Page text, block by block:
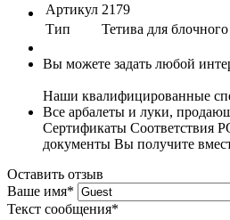
Артикул 2179
Тип
Тетива для
Вы можете задать любой
Наши квалифицированные
Все арбалеты и луки,
Сертификаты Соответствия
документы Вы получите
Оставить отзыв
Ваше имя*
Текст сообщения*